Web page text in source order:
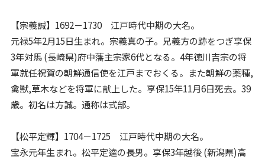
【宗義誠】1692－1730 江戸時代中期の大名。
元禄5年2月15日生まれ。宗義真の子。兄義方の跡をつぎ享保
3年対馬 (長崎県)府中藩主宗家6代となる。4年徳川吉宗の将
軍就任祝賀の朝鮮通信使を江戸までおくる。また朝鮮の薬種,
禽獣,草木などを将軍に献上した。享保15年11月6日死去。39
歳。初名は方誠。通称は式部。
【松平定輝】1704－1725 江戸時代中期の大名。
宝永元年生まれ。松平定逵の長男。享保3年越後 (新潟県)高